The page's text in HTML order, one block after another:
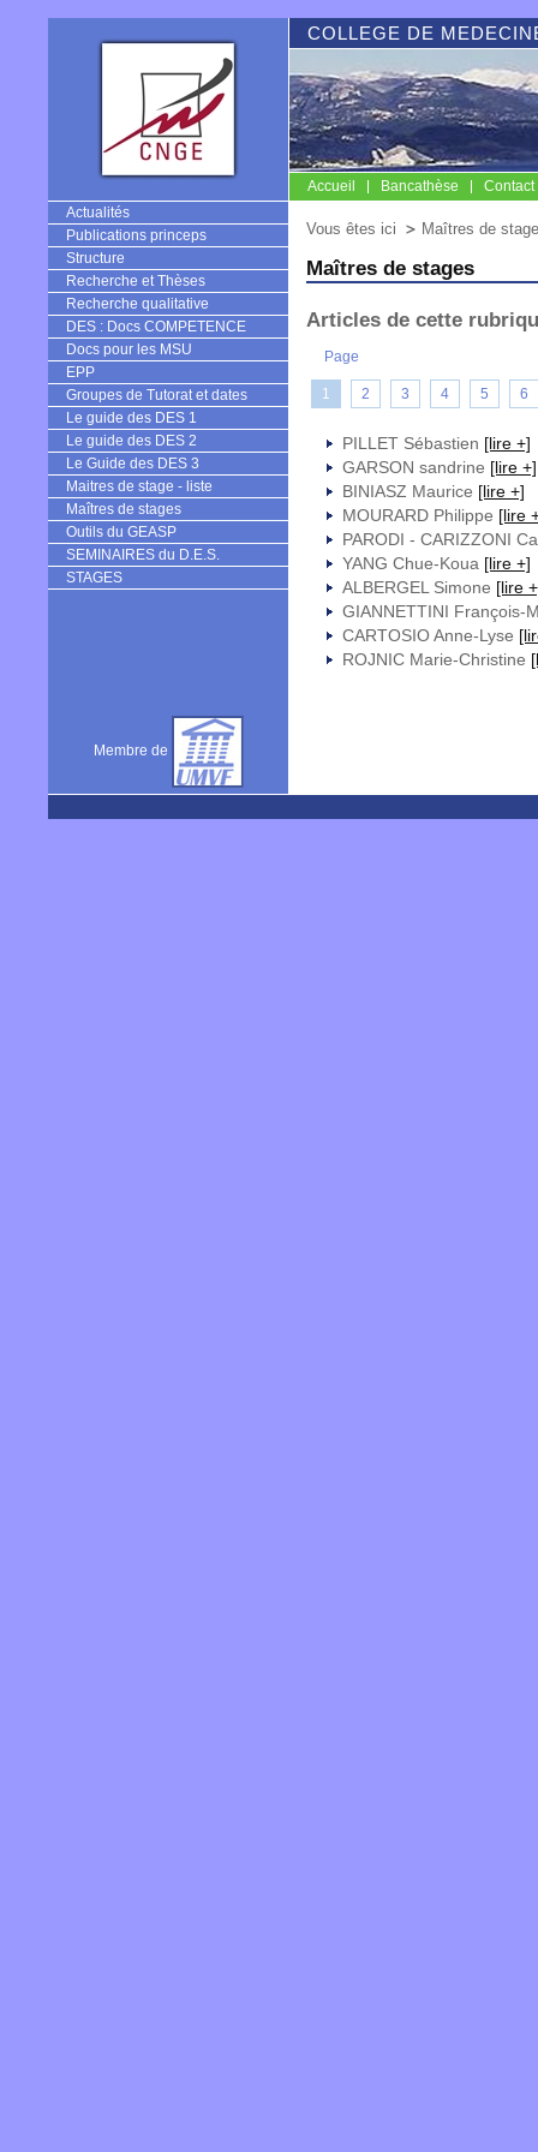
COLLEGE DE
CNGE
Accueil Bancathèse
Contact
Actualités
Publications princeps
Structure
Recherche et Thèses
Recherche qualitative
DES : Docs COMPETENCE
Docs pour les MSU
EPP
Groupes de Tutorat et dates
Le guide des DES 1
Le guide des DES 2
Le Guide des DES 3
Maitres de stage - liste
Maîtres de stages
Outils du GEASP
SEMINAIRES du D.E.S.
STAGES
Vous êtes ici Maîtres de
Maîtres de stages
Articles de cette
Page
1 2 3 4 5 6
PILLET Sébastien [lire +]
GARSON sandrine [lire +]
BINIASZ Maurice [lire +]
MOURARD Philippe [lire
PARODI - CARIZZONI
YANG Chue-Koua [lire +]
ALBERGEL Simone [lire
GIANNETTINI François-
CARTOSIO Anne-Lyse
ROJNIC Marie-Christine
Membre de